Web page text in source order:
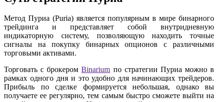
Метод Пуриа (Puria) является популярным в мире бинарного
трейдинга и представляет собой внутридневную
индикаторную систему, позволяющую находить точные
сигналы на покупку бинарных опционов с различными
торговыми активами.
Торговать с брокеромBinarium по стратегии Пуриа можно в
рамках одного дня и это удобно для начинающих трейдеров.
Прибыль по сделке формируется небольшая, однако вы
получаете ее регулярно, тем самым быстро сможете выйти на